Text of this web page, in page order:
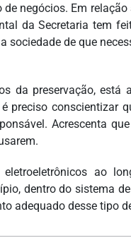
negócios. Em
da Secretaria tem
sociedade de que
da preservação, está
preciso conscientizar
Acrescenta
ao
dentro do sistema
adequado desse tipo